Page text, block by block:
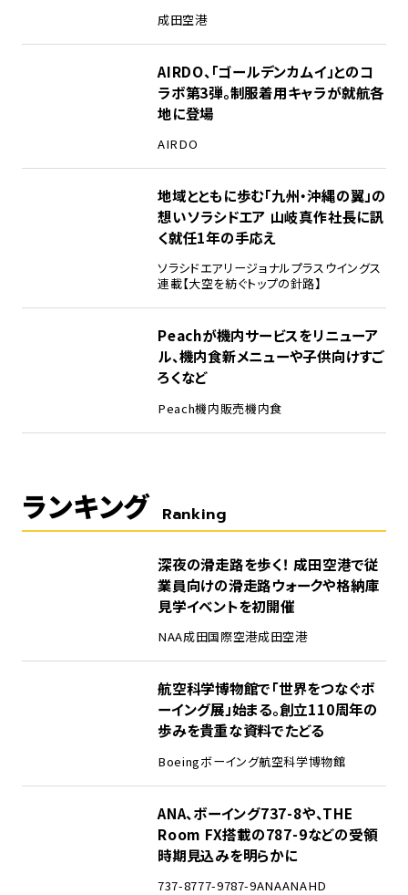
成田空港
AIRDO、「ゴールデンカムイ」とのコ
ラボ第3弾。制服着用キャラが就航各
地に登場
AIRDO
地域とともに歩む「九州・沖縄の翼」の
想い――ソラシドエア 山岐真作社長に訊
く就任1年の手応え
ソラシドエアリージョナルプラスウイングス
連載【大空を紡ぐトップの針路】
Peachが機内サービスをリニューア
ル、機内食新メニューや子供向けすご
ろくなど
Peach機内販売機内食
ランキング Ranking
深夜の滑走路を歩く！ 成田空港で従
業員向けの滑走路ウォークや格納庫
見学イベントを初開催
NAA成田国際空港成田空港
航空科学博物館で「世界をつなぐボ
ーイング展」始まる。創立110周年の
歩みを貴重な資料でたどる
Boeingボーイング航空科学博物館
ANA、ボーイング737-8や、THE
Room FX搭載の787-9などの受領
時期見込みを明らかに
737-8777-9787-9ANAANAHD